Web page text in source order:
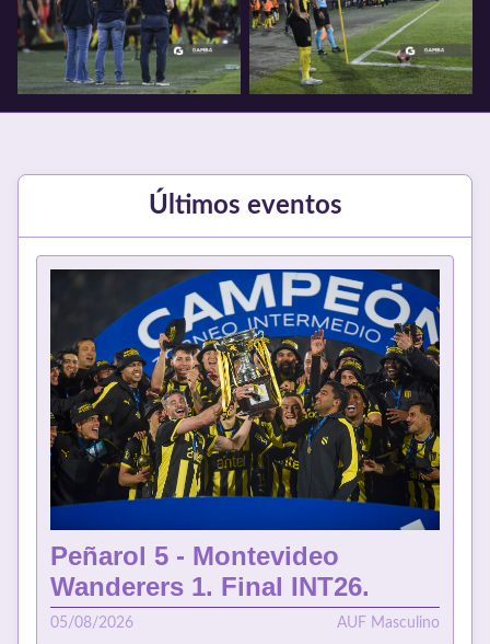
Últimos eventos
Peñarol 5 - Montevideo
Wanderers 1. Final INT26.
05/08/2026 AUF Masculino